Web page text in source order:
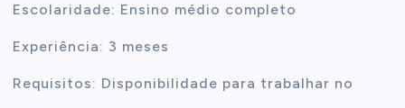
Escolaridade: Ensino médio completo
Experiência: 3 meses
Requisitos: Disponibilidade para trabalhar no